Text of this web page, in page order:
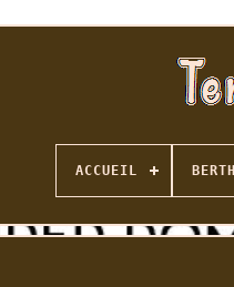
ACCUEIL BERTH